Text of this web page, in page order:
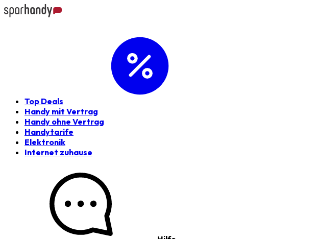
Top Deals
Handy mit Vertrag
Handy ohne Vertrag
Handytarife
Elektronik
Internet zuhause